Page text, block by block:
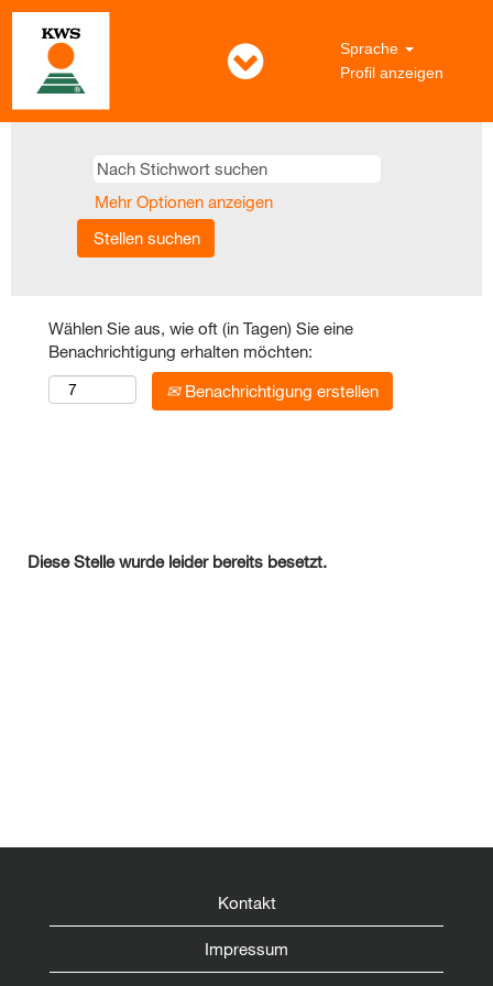
Sprache
Profil anzeigen
Mehr Optionen anzeigen
Wählen Sie aus, wie oft (in Tagen) Sie eine
Benachrichtigung erhalten möchten:
Benachrichtigung erstellen
Diese Stelle wurde leider bereits besetzt.
Kontakt
Impressum